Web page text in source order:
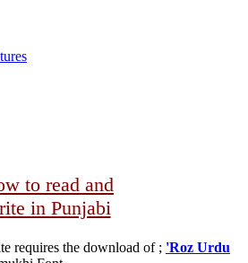
to read and
in Punjabi
requires the download of ; 'Roz Urdu